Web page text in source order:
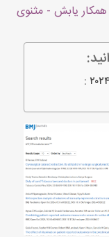
همکار یابش - مثنوی